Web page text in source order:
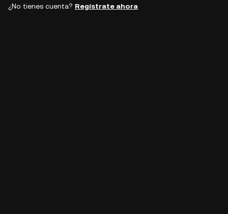
¿No tienes cuenta? Regístrate ahora